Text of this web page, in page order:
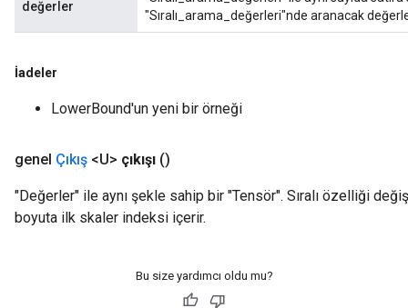
değerler
"Sıralı_arama_değerleri"nde aranacak
İadeler
LowerBound'un yeni bir örneği
genel Çıkış <U> çıkışı ()
"Değerler" ile aynı şekle sahip bir "Tensör". Sıralı özelliği
boyuta ilk skaler indeksi içerir.
Bu size yardımcı oldu mu?